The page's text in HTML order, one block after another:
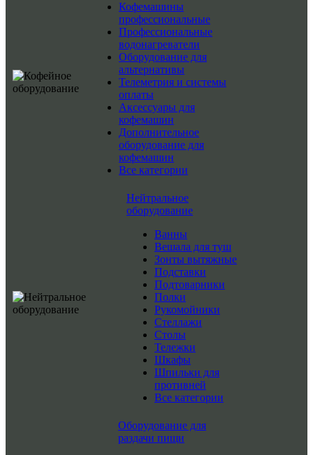
Кофемашины
профессиональные
Профессиональные
водонагреватели
Оборудование для
альтернативы
Телеметрия и системы
оплаты
Аксессуары для
кофемашин
Дополнительное
оборудование для
кофемашин
Все категории
Нейтральное
оборудование
Ванны
Вешала для туш
Зонты вытяжные
Подставки
Подтоварники
Полки
Рукомойники
Стеллажи
Столы
Тележки
Шкафы
Шпильки для
противней
Все категории
Оборудование для
раздачи пищи